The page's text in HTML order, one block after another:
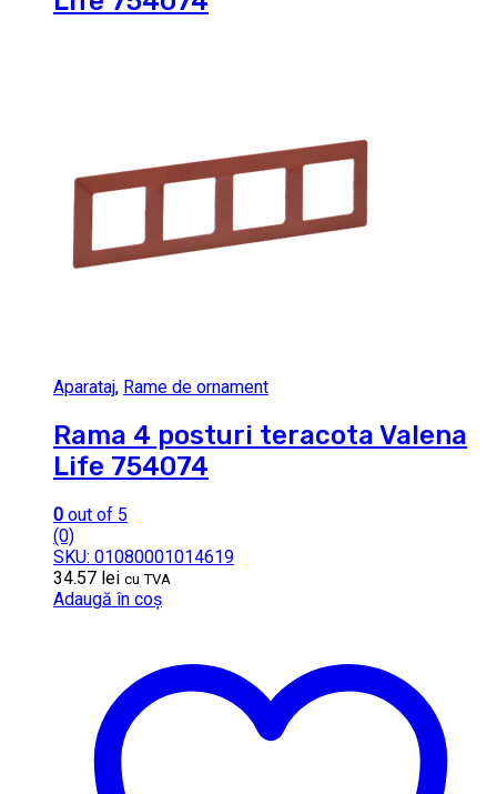
Aparataj, Rame de ornament
Rama 4 posturi teracota Valena
Life 754074
0 out of 5
(0)
SKU: 01080001014619
34.57 lei cu TVA
Adaugă în coș